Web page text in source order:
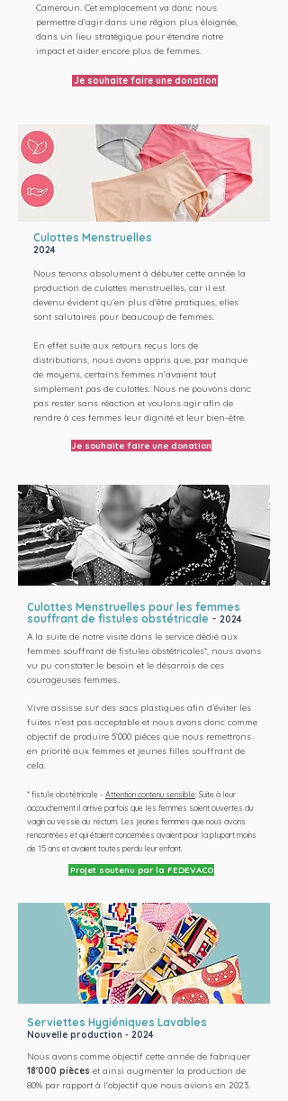
Cameroun. Cet emplacement va donc nous
permettre d’agir dans une région plus éloignée,
dans un lieu stratégique pour étendre notre
impact et aider encore plus de femmes.
Je souhaite faire une donation
Culottes Menstruelles
2024
Nous tenons absolument à débuter cette année la
production de culottes menstruelles, car il est
devenu évident qu'en plus d'être pratiques, elles
sont salutaires pour beaucoup de femmes.
En effet suite aux retours reçus lors de
distributions, nous avons appris que, par manque
de moyens, certains femmes n'avaient tout
simplement pas de culottes. Nous ne pouvons donc
pas rester sans réaction et voulons agir afin de
rendre à ces femmes leur dignité et leur bien-être.
Je souhaite faire une donation
Culottes Menstruelles pour les femmes
souffrant de fistules obstétricale - 2024
A la suite de notre visite dans le service dédié aux
femmes souffrant de fistules obstétricales*, nous avons
vu pu constater le besoin et le désarrois de ces
courageuses femmes.
Vivre assisse sur des sacs plastiques afin d'éviter les
fuites n'est pas acceptable et nous avons donc comme
objectif de produire 5'000 pièces que nous remettrons
en priorité aux femmes et jeunes filles souffrant de
cela.
* fistule obstétricale - Attention contenu sensible: Suite à leur
accouchement il arrive parfois que les femmes soient ouvertes du
vagin ou vessie au rectum. Les jeunes femmes que nous avons
rencontrées et qui étaient concernées avaient pour la plupart moins
de 15 ans et avaient toutes perdu leur enfant.
Projet soutenu par la FEDEVACO
Serviettes Hygiéniques Lavables
Nouvelle production - 2024
Nous avons comme objectif cette année de fabriquer
18'000 pièces et ainsi augmenter la production de
80% par rapport à l'objectif que nous avions en 2023.